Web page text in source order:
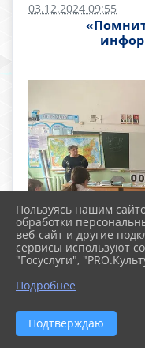
03.12.2024 09:55
1 декабря -
Пользуясь нашим
обработки
веб-сайт и другие
сервисы используют
"Госуслуги",
Подробнее
Подтверждаю